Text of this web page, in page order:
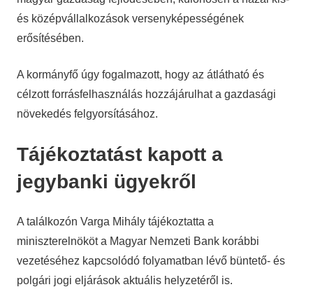
és középvállalkozások versenyképességének
erősítésében.
A kormányfő úgy fogalmazott, hogy az átlátható és
célzott forrásfelhasználás hozzájárulhat a gazdasági
növekedés felgyorsításához.
Tájékoztatást kapott a
jegybanki ügyekről
A találkozón Varga Mihály tájékoztatta a
miniszterelnököt a Magyar Nemzeti Bank korábbi
vezetéséhez kapcsolódó folyamatban lévő büntető- és
polgári jogi eljárások aktuális helyzetéről is.